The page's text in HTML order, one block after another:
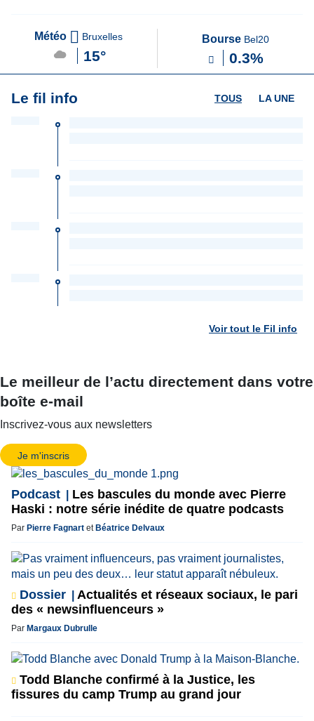
Météo Bruxelles
15°
Bourse Bel20
0.3%
Le fil info LA UNE
TOUS
Voir tout le Fil info
Le meilleur de l’actu directement dans votre
boîte e-mail
Inscrivez-vous aux newsletters
Je m'inscris
Podcast
Les bascules du monde avec Pierre
Haski : notre série inédite de quatre podcasts
Par Pierre Fagnart et Béatrice Delvaux
Dossier
Actualités et réseaux sociaux, le pari
des « newsinfluenceurs »
Par Margaux Dubrulle
Todd Blanche confirmé à la Justice, les
fissures du camp Trump au grand jour